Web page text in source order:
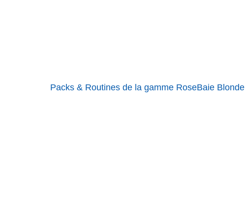
Packs & Routines de la gamme RoseBaie Blonde